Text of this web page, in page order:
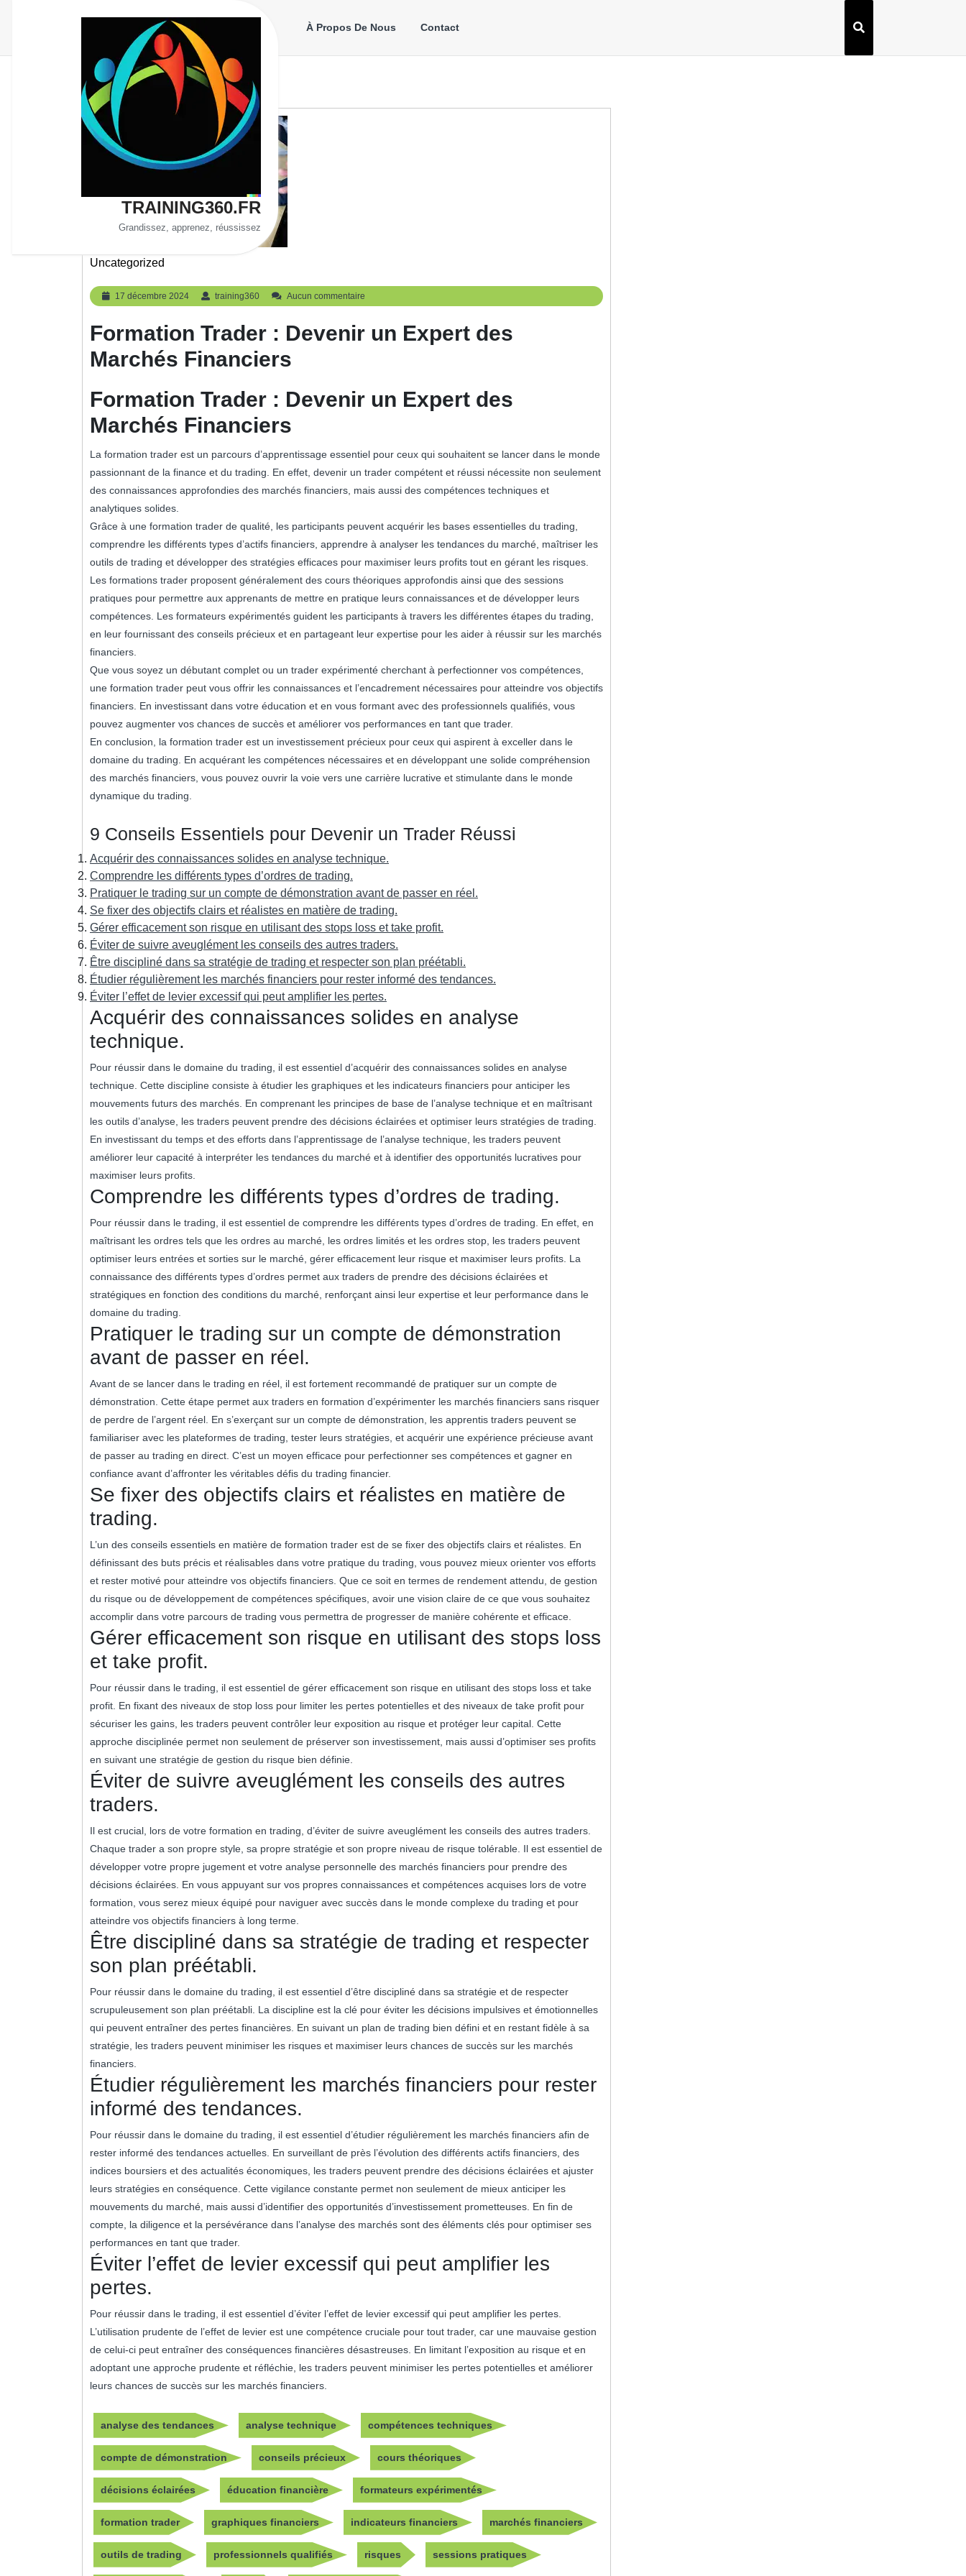
TRAINING360.FR
Grandissez, apprenez, réussissez
À Propos De Nous Contact
Uncategorized
17 décembre 2024
17
décembre
training360 training360
Aucun commentaire
Formation Trader : Devenir un Expert des
Marchés Financiers
Formation Trader : Devenir un Expert des
Marchés Financiers
La formation trader est un parcours d’apprentissage essentiel pour ceux qui souhaitent se lancer dans le monde
passionnant de la finance et du trading. En effet, devenir un trader compétent et réussi nécessite non seulement
des connaissances approfondies des marchés financiers, mais aussi des compétences techniques et
analytiques solides.
Grâce à une formation trader de qualité, les participants peuvent acquérir les bases essentielles du trading,
comprendre les différents types d’actifs financiers, apprendre à analyser les tendances du marché, maîtriser les
outils de trading et développer des stratégies efficaces pour maximiser leurs profits tout en gérant les risques.
Les formations trader proposent généralement des cours théoriques approfondis ainsi que des sessions
pratiques pour permettre aux apprenants de mettre en pratique leurs connaissances et de développer leurs
compétences. Les formateurs expérimentés guident les participants à travers les différentes étapes du trading,
en leur fournissant des conseils précieux et en partageant leur expertise pour les aider à réussir sur les marchés
financiers.
Que vous soyez un débutant complet ou un trader expérimenté cherchant à perfectionner vos compétences,
une formation trader peut vous offrir les connaissances et l’encadrement nécessaires pour atteindre vos objectifs
financiers. En investissant dans votre éducation et en vous formant avec des professionnels qualifiés, vous
pouvez augmenter vos chances de succès et améliorer vos performances en tant que trader.
En conclusion, la formation trader est un investissement précieux pour ceux qui aspirent à exceller dans le
domaine du trading. En acquérant les compétences nécessaires et en développant une solide compréhension
des marchés financiers, vous pouvez ouvrir la voie vers une carrière lucrative et stimulante dans le monde
dynamique du trading.
9 Conseils Essentiels pour Devenir un Trader Réussi
Acquérir des connaissances solides en analyse technique.
Comprendre les différents types d’ordres de trading.
Pratiquer le trading sur un compte de démonstration avant de passer en réel.
Se fixer des objectifs clairs et réalistes en matière de trading.
Gérer efficacement son risque en utilisant des stops loss et take profit.
Éviter de suivre aveuglément les conseils des autres traders.
Être discipliné dans sa stratégie de trading et respecter son plan préétabli.
Étudier régulièrement les marchés financiers pour rester informé des tendances.
Éviter l’effet de levier excessif qui peut amplifier les pertes.
Acquérir des connaissances solides en analyse
technique.
Pour réussir dans le domaine du trading, il est essentiel d’acquérir des connaissances solides en analyse
technique. Cette discipline consiste à étudier les graphiques et les indicateurs financiers pour anticiper les
mouvements futurs des marchés. En comprenant les principes de base de l’analyse technique et en maîtrisant
les outils d’analyse, les traders peuvent prendre des décisions éclairées et optimiser leurs stratégies de trading.
En investissant du temps et des efforts dans l’apprentissage de l’analyse technique, les traders peuvent
améliorer leur capacité à interpréter les tendances du marché et à identifier des opportunités lucratives pour
maximiser leurs profits.
Comprendre les différents types d’ordres de trading.
Pour réussir dans le trading, il est essentiel de comprendre les différents types d’ordres de trading. En effet, en
maîtrisant les ordres tels que les ordres au marché, les ordres limités et les ordres stop, les traders peuvent
optimiser leurs entrées et sorties sur le marché, gérer efficacement leur risque et maximiser leurs profits. La
connaissance des différents types d’ordres permet aux traders de prendre des décisions éclairées et
stratégiques en fonction des conditions du marché, renforçant ainsi leur expertise et leur performance dans le
domaine du trading.
Pratiquer le trading sur un compte de démonstration
avant de passer en réel.
Avant de se lancer dans le trading en réel, il est fortement recommandé de pratiquer sur un compte de
démonstration. Cette étape permet aux traders en formation d’expérimenter les marchés financiers sans risquer
de perdre de l’argent réel. En s’exerçant sur un compte de démonstration, les apprentis traders peuvent se
familiariser avec les plateformes de trading, tester leurs stratégies, et acquérir une expérience précieuse avant
de passer au trading en direct. C’est un moyen efficace pour perfectionner ses compétences et gagner en
confiance avant d’affronter les véritables défis du trading financier.
Se fixer des objectifs clairs et réalistes en matière de
trading.
L’un des conseils essentiels en matière de formation trader est de se fixer des objectifs clairs et réalistes. En
définissant des buts précis et réalisables dans votre pratique du trading, vous pouvez mieux orienter vos efforts
et rester motivé pour atteindre vos objectifs financiers. Que ce soit en termes de rendement attendu, de gestion
du risque ou de développement de compétences spécifiques, avoir une vision claire de ce que vous souhaitez
accomplir dans votre parcours de trading vous permettra de progresser de manière cohérente et efficace.
Gérer efficacement son risque en utilisant des stops loss
et take profit.
Pour réussir dans le trading, il est essentiel de gérer efficacement son risque en utilisant des stops loss et take
profit. En fixant des niveaux de stop loss pour limiter les pertes potentielles et des niveaux de take profit pour
sécuriser les gains, les traders peuvent contrôler leur exposition au risque et protéger leur capital. Cette
approche disciplinée permet non seulement de préserver son investissement, mais aussi d’optimiser ses profits
en suivant une stratégie de gestion du risque bien définie.
Éviter de suivre aveuglément les conseils des autres
traders.
Il est crucial, lors de votre formation en trading, d’éviter de suivre aveuglément les conseils des autres traders.
Chaque trader a son propre style, sa propre stratégie et son propre niveau de risque tolérable. Il est essentiel de
développer votre propre jugement et votre analyse personnelle des marchés financiers pour prendre des
décisions éclairées. En vous appuyant sur vos propres connaissances et compétences acquises lors de votre
formation, vous serez mieux équipé pour naviguer avec succès dans le monde complexe du trading et pour
atteindre vos objectifs financiers à long terme.
Être discipliné dans sa stratégie de trading et respecter
son plan préétabli.
Pour réussir dans le domaine du trading, il est essentiel d’être discipliné dans sa stratégie et de respecter
scrupuleusement son plan préétabli. La discipline est la clé pour éviter les décisions impulsives et émotionnelles
qui peuvent entraîner des pertes financières. En suivant un plan de trading bien défini et en restant fidèle à sa
stratégie, les traders peuvent minimiser les risques et maximiser leurs chances de succès sur les marchés
financiers.
Étudier régulièrement les marchés financiers pour rester
informé des tendances.
Pour réussir dans le domaine du trading, il est essentiel d’étudier régulièrement les marchés financiers afin de
rester informé des tendances actuelles. En surveillant de près l’évolution des différents actifs financiers, des
indices boursiers et des actualités économiques, les traders peuvent prendre des décisions éclairées et ajuster
leurs stratégies en conséquence. Cette vigilance constante permet non seulement de mieux anticiper les
mouvements du marché, mais aussi d’identifier des opportunités d’investissement prometteuses. En fin de
compte, la diligence et la persévérance dans l’analyse des marchés sont des éléments clés pour optimiser ses
performances en tant que trader.
Éviter l’effet de levier excessif qui peut amplifier les
pertes.
Pour réussir dans le trading, il est essentiel d’éviter l’effet de levier excessif qui peut amplifier les pertes.
L’utilisation prudente de l’effet de levier est une compétence cruciale pour tout trader, car une mauvaise gestion
de celui-ci peut entraîner des conséquences financières désastreuses. En limitant l’exposition au risque et en
adoptant une approche prudente et réfléchie, les traders peuvent minimiser les pertes potentielles et améliorer
leurs chances de succès sur les marchés financiers.
analyse des tendances analyse technique compétences techniques
compte de démonstration conseils précieux cours théoriques
décisions éclairées éducation financière formateurs expérimentés
formation trader graphiques financiers indicateurs financiers marchés financiers
outils de trading professionnels qualifiés risques sessions pratiques